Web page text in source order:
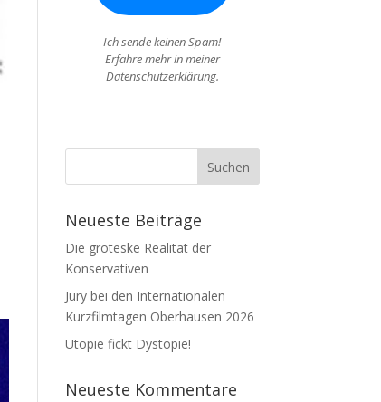
Ich sende keinen Spam!
Erfahre mehr in meiner
Datenschutzerklärung.
Neueste Beiträge
Die groteske Realität der
Konservativen
Jury bei den Internationalen
Kurzfilmtagen Oberhausen 2026
Utopie fickt Dystopie!
Neueste Kommentare